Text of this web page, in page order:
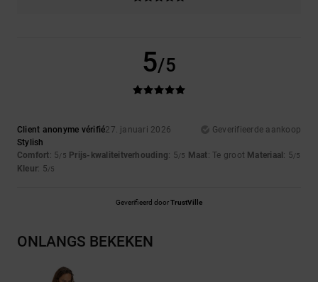
5/5
Client anonyme vérifié27. januari 2026
Geverifieerde aankoop
Stylish
Comfort: 5/5 Prijs-kwaliteitverhouding: 5/5 Maat: Te groot Materiaal : 5/5
Kleur: 5/5
Geverifieerd doorTrustVille
ONLANGS BEKEKEN